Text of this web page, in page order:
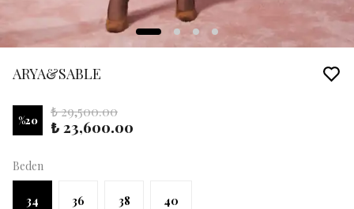
ARYA&SABLE
%20
₺ 29,500.00
₺ 23,600.00
Beden
34 36 38 40